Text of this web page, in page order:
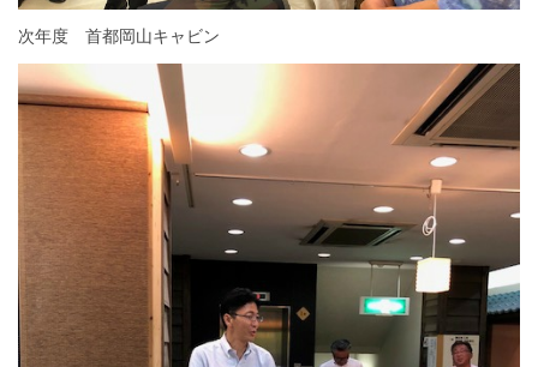
次年度 首都岡山キャビン